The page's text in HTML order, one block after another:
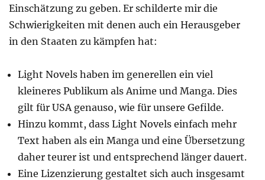
Einschätzung zu geben. Er schilderte mir die
Schwierigkeiten mit denen auch ein Herausgeber
in den Staaten zu kämpfen hat:
Light Novels haben im generellen ein viel
kleineres Publikum als Anime und Manga. Dies
gilt für USA genauso, wie für unsere Gefilde.
Hinzu kommt, dass Light Novels einfach mehr
Text haben als ein Manga und eine Übersetzung
daher teurer ist und entsprechend länger dauert.
Eine Lizenzierung gestaltet sich auch insgesamt